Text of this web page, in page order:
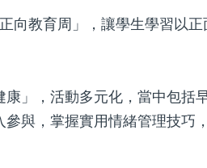
向教育周」，讓學生學習以
」，活動多元化，當中包
與，掌握實用情緒管理技